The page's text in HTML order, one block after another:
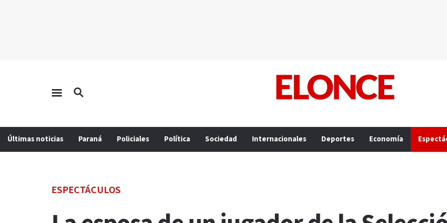
Últimas noticias Paraná Policiales Política Sociedad Internacionales Deportes Economía
ESPECTÁCULOS